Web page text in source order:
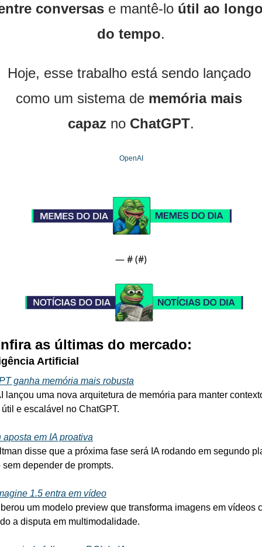
conversas e mantê-lo útil ao
do tempo.
Hoje, esse trabalho está sendo lançado
como um sistema de memória mais
capaz no ChatGPT.
OpenAI
— # (#)
as últimas do mercado:
Artificial
ganha memória mais robusta
lançou uma nova arquitetura de memória para manter
e escalável no ChatGPT.
aposta em IA proativa
disse que a próxima fase será IA rodando em segundo
sem depender de prompts.
1.5 entra em vídeo
um modelo preview que transforma imagens em vídeos
a disputa em multimodalidade.